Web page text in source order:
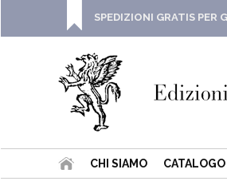
SPEDIZIONI GRATIS PER
CHI SIAMO CATALOGO